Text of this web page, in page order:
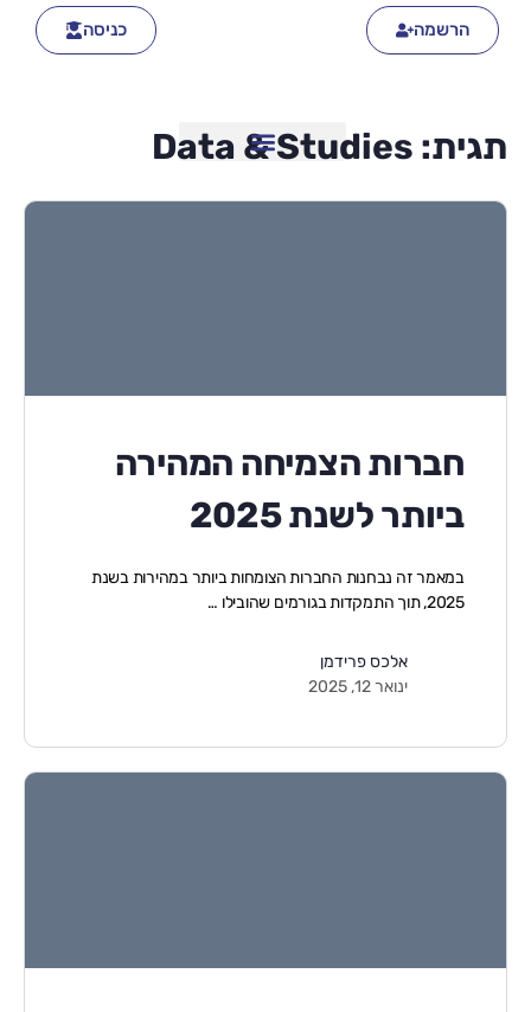
הרשמה כניסה
תגית: Data & Studies
חברות הצמיחה המהירה
ביותר לשנת 2025
במאמר זה נבחנות החברות הצומחות ביותר במהירות בשנת
2025, תוך התמקדות בגורמים שהובילו …
אלכס פרידמן
ינואר 12, 2025